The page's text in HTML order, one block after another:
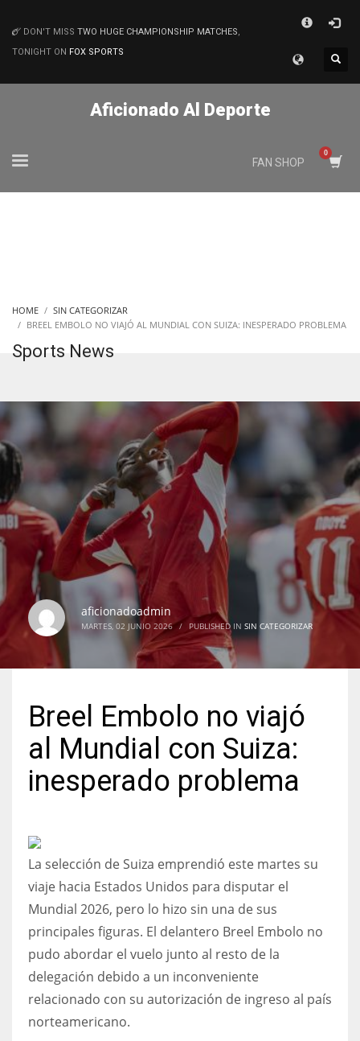
MATCHES
ATL
24
DON'T MISS TWO HUGE CHAMPIONSHIP MATCHES,
TONIGHT ON FOX SPORTS
Aficionado Al Deporte
FAN SHOP
HOME
SIN CATEGORIZAR
BREEL EMBOLO NO VIAJÓ AL MUNDIAL CON SUIZA: INESPERADO PROBLEMA
Sports News
aficionadoadmin
MARTES, 02 JUNIO 2026 / PUBLISHED IN SIN CATEGORIZAR
Breel Embolo no viajó
al Mundial con Suiza:
inesperado problema
La selección de Suiza emprendió este martes su
viaje hacia Estados Unidos para disputar el
Mundial 2026, pero lo hizo sin una de sus
principales figuras. El delantero Breel Embolo no
pudo abordar el vuelo junto al resto de la
delegación debido a un inconveniente
relacionado con su autorización de ingreso al país
norteamericano.